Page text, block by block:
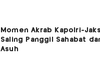
Momen Akrab Kapolri-
Saling Panggil Sahabat
Asuh